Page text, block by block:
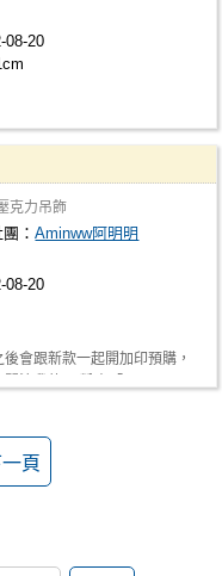
08-20
克力吊飾
團：Aminww阿明明
08-20
會跟新款一起開加印預購，
頁